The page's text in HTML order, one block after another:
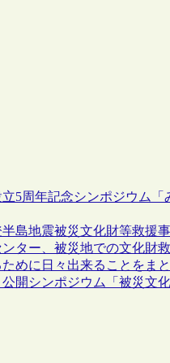
5周年記念シンポジウム
島地震被災文化財等救援
ター、被災地での文化財
めに日々出来ることをま
開シンポジウム「被災文